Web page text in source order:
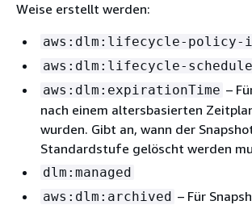
Weise erstellt werden:
aws:dlm:lifecycle-policy-
aws:dlm:lifecycle-
aws:dlm:expirationTime –
nach einem altersbasierten
wurden. Gibt an, wann der
Standardstufe gelöscht werden
dlm:managed
aws:dlm:archived – Für